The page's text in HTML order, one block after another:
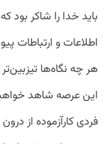
باید خدا را شاکر بود
اطلاعات و ارتباطات
هر چه نگاه‌ها
این عرصه شاهد
فردی کارآزموده از